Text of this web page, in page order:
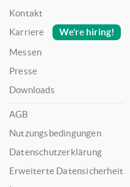
Kontakt
Karriere
We’re hiring!
Messen
Presse
Downloads
AGB
Nutzungsbedingungen
Datenschutzerklärung
Erweiterte Datensicherheit